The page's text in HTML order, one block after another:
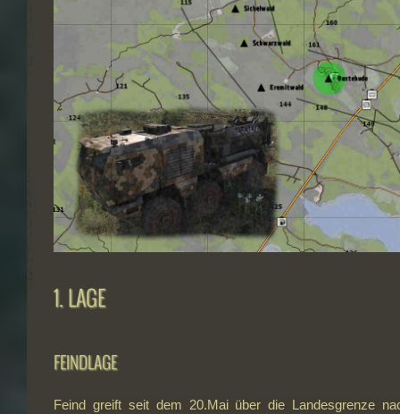
1. LAGE
FEINDLAGE
Feind greift seit dem 20.Mai über die Landesgrenze